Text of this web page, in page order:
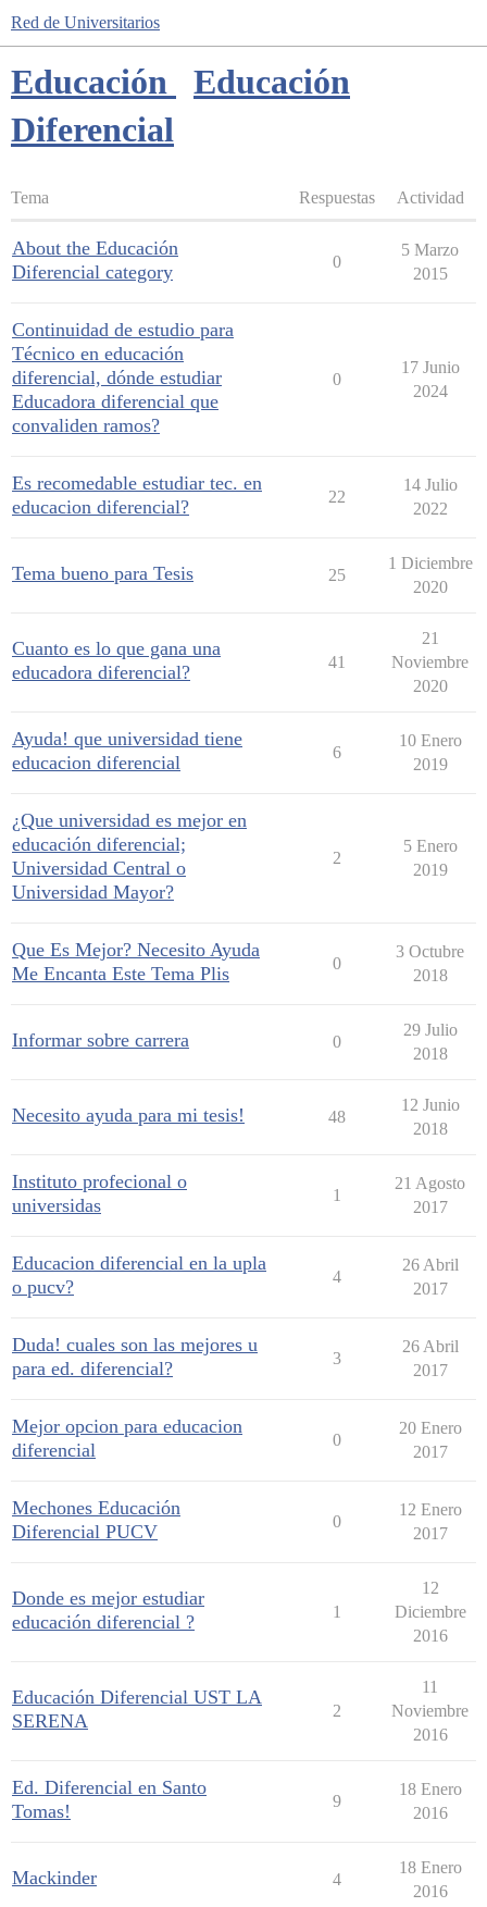
Red de Universitarios
Educación
Educación
Diferencial
Tema Respuestas Actividad
About the Educación
Diferencial category
0
5 Marzo
2015
Continuidad de estudio para
Técnico en educación
diferencial, dónde estudiar
Educadora diferencial que
convaliden ramos?
0
17 Junio
2024
Es recomedable estudiar tec. en
educacion diferencial?
22
14 Julio
2022
Tema bueno para Tesis 25
1 Diciembre
2020
Cuanto es lo que gana una
educadora diferencial?
41
21
Noviembre
2020
Ayuda! que universidad tiene
educacion diferencial
6
10 Enero
2019
¿Que universidad es mejor en
educación diferencial;
Universidad Central o
Universidad Mayor?
2
5 Enero
2019
Que Es Mejor? Necesito Ayuda
Me Encanta Este Tema Plis
0
3 Octubre
2018
Informar sobre carrera 0
29 Julio
2018
Necesito ayuda para mi tesis! 48
12 Junio
2018
Instituto profecional o
universidas
1
21 Agosto
2017
Educacion diferencial en la upla
o pucv?
4
26 Abril
2017
Duda! cuales son las mejores u
para ed. diferencial?
3
26 Abril
2017
Mejor opcion para educacion
diferencial
0
20 Enero
2017
Mechones Educación
Diferencial PUCV
0
12 Enero
2017
Donde es mejor estudiar
educación diferencial ?
1
12
Diciembre
2016
Educación Diferencial UST LA
SERENA
2
11
Noviembre
2016
Ed. Diferencial en Santo
Tomas!
9
18 Enero
2016
Mackinder 4
18 Enero
2016